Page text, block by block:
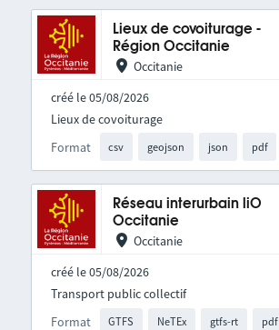
Lieux de covoiturage -
Région Occitanie
Occitanie
créé le 05/08/2026
Format csv geojson json pdf
Lieux de covoiturage
Réseau interurbain liO
Occitanie
Occitanie
créé le 05/08/2026
Format GTFS NeTEx gtfs-rt pdf
Transport public collectif